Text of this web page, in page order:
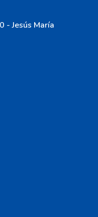
- Jesús María